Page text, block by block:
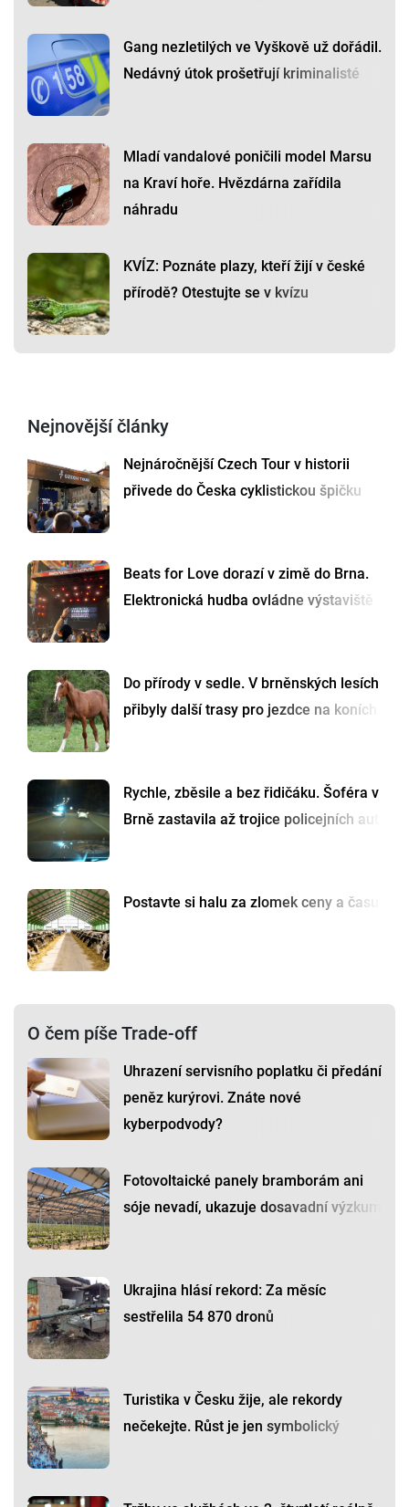
Gang nezletilých ve Vyškově už dořádil.
Nedávný útok prošetřují kriminalisté
Mladí vandalové poničili model Marsu
na Kraví hoře. Hvězdárna zařídila
náhradu
KVÍZ: Poznáte plazy, kteří žijí v české
přírodě? Otestujte se v kvízu
Nejnovější články
Nejnáročnější Czech Tour v historii
přivede do Česka cyklistickou špičku
Beats for Love dorazí v zimě do Brna.
Elektronická hudba ovládne výstaviště
Do přírody v sedle. V brněnských lesích
přibyly další trasy pro jezdce na koních
Rychle, zběsile a bez řidičáku. Šoféra v
Brně zastavila až trojice policejních aut
Postavte si halu za zlomek ceny a času
O čem píše Trade-off
Uhrazení servisního poplatku či předání
peněz kurýrovi. Znáte nové
kyberpodvody?
Fotovoltaické panely bramborám ani
sóje nevadí, ukazuje dosavadní výzkum
Ukrajina hlásí rekord: Za měsíc
sestřelila 54 870 dronů
Turistika v Česku žije, ale rekordy
nečekejte. Růst je jen symbolický